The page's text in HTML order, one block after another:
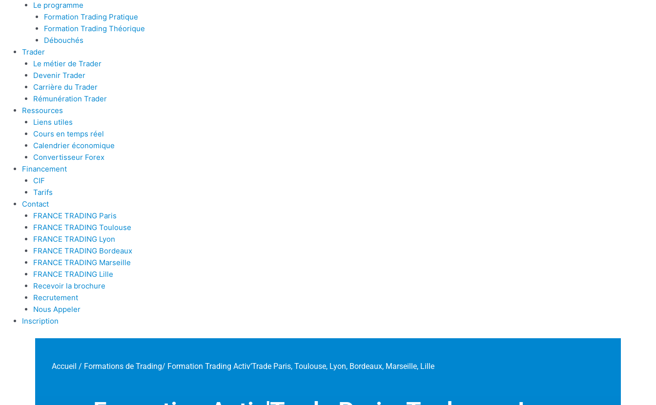
Le programme
Formation Trading Pratique
Formation Trading Théorique
Débouchés
Trader
Le métier de Trader
Devenir Trader
Carrière du Trader
Rémunération Trader
Ressources
Liens utiles
Cours en temps réel
Calendrier économique
Convertisseur Forex
Financement
CIF
Tarifs
Contact
FRANCE TRADING Paris
FRANCE TRADING Toulouse
FRANCE TRADING Lyon
FRANCE TRADING Bordeaux
FRANCE TRADING Marseille
FRANCE TRADING Lille
Recevoir la brochure
Recrutement
Nous Appeler
Inscription
Accueil / Formations de Trading/ Formation Trading Activ’Trade Paris, Toulouse, Lyon, Bordeaux, Marseille, Lille